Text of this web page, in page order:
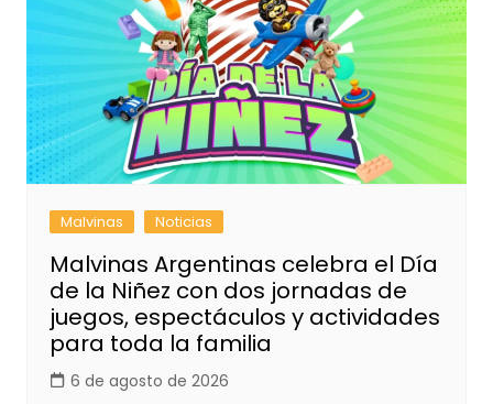
Malvinas Noticias
Malvinas Argentinas celebra el Día
de la Niñez con dos jornadas de
juegos, espectáculos y actividades
para toda la familia
6 de agosto de 2026